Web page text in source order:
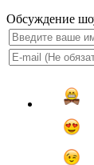
Обсуждение